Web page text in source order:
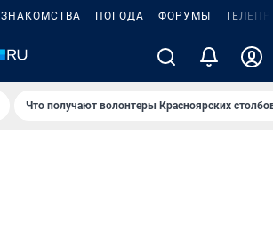
ЗНАКОМСТВА ПОГОДА ФОРУМЫ
Что получают волонтеры Красноярских